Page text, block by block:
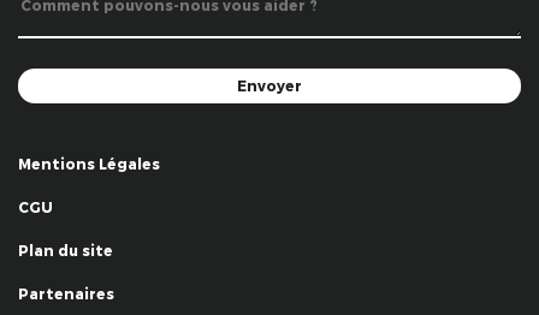
Mentions Légales
CGU
Plan du site
Partenaires